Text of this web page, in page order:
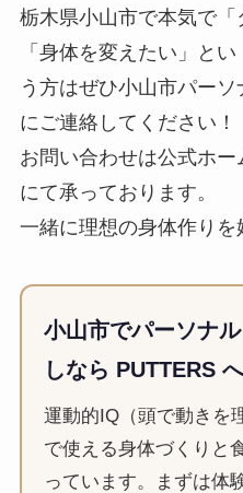
栃木県小山市で本気で「
「身体を変えたい」とい
う方はぜひ小山市パー
にご連絡してください！
お問い合わせは公式ホ
にて承っております。
一緒に理想の身体作りを
小山市でパーソナ
しなら PUTTERS へ
運動的IQ（頭で動きを
で使える身体づくりと
っています。まずは体